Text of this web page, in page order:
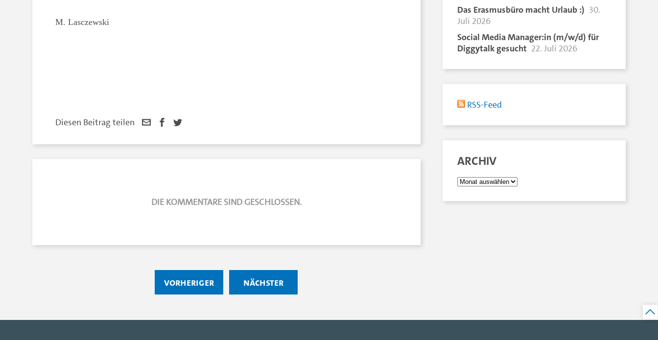
M. Lasczewski
Diesen Beitrag teilen
DIE KOMMENTARE SIND GESCHLOSSEN.
vorheriger nächster
Das Erasmusbüro macht Urlaub :) 30.
Juli 2026
Social Media Manager:in (m/w/d) für
Diggytalk gesucht 22. Juli 2026
RSS-Feed
ARCHIV